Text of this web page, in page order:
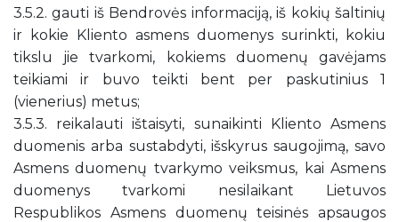
3.5.2. gauti iš Bendrovės informaciją, iš kokių šaltinių
ir kokie Kliento asmens duomenys surinkti, kokiu
tikslu jie tvarkomi, kokiems duomenų gavėjams
teikiami ir buvo teikti bent per paskutinius 1
(vienerius) metus;
3.5.3. reikalauti ištaisyti, sunaikinti Kliento Asmens
duomenis arba sustabdyti, išskyrus saugojimą, savo
Asmens duomenų tvarkymo veiksmus, kai Asmens
duomenys tvarkomi nesilaikant Lietuvos
Respublikos Asmens duomenų teisinės apsaugos